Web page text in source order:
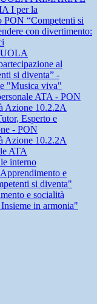
I per la
PON “Competenti si
con divertimento:
al
si diventa” -
"Musica viva"
ATA - PON
Azione 10.2.2A
Esperto e
- PON
Azione 10.2.2A
ATA
interno
e
si diventa"
e socialità
in armonia"